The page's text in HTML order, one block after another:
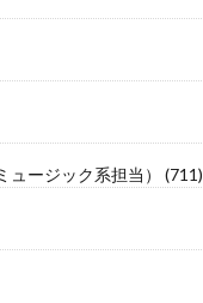
ュージック系担当） (711)